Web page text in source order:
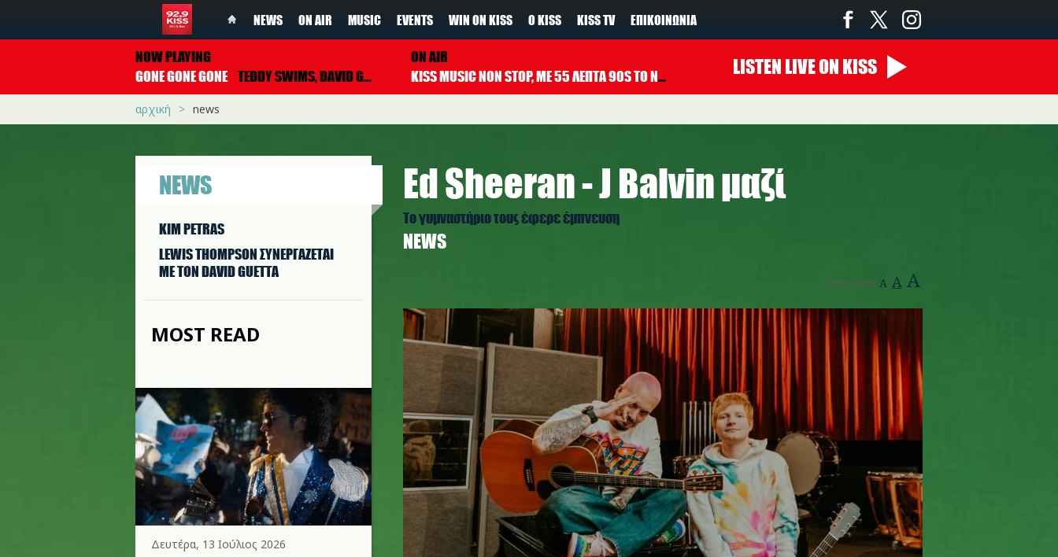
NEWS ON AIR MUSIC EVENTS WIN ON KISS Ο KISS KISS TV ΕΠΙΚΟΙΝΩΝΊΑ
NOW PLAYING
GONE GONE GONE TEDDY SWIMS, DAVID GUETTA & TONES AND I
ON AIR
KISS MUSIC NON STOP, ΜΕ 55 ΛΕΠΤΑ 90S TO NOW ΚΑΘΕ ΩΡΑ
00:00 - 07:00
LISTEN LIVEON KISS
αρχική news
NEWS
KIM PETRAS
LEWIS THOMPSON ΣΥΝΕΡΓAΖΕΤΑΙ
ΜΕ ΤΟΝ DAVID GUETTA
MOST READ
Δευτέρα, 13 Ιούλιος 2026
Ed Sheeran - J Balvin μαζί
Το γυμναστήριο τους έφερε έμπνευση
NEWS
Text Size: A A A
ed_sheeran.jpg